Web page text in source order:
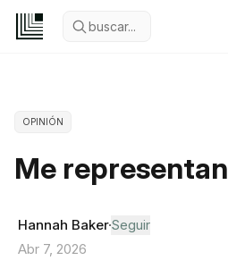
buscar...
OPINIÓN
Me representan
Hannah BakerSeguir
Abr 7, 2026